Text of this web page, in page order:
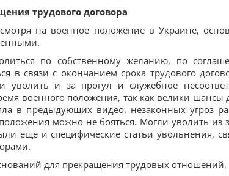
трудового договора
на военное положение в Украине,
по собственному желанию, по
в связи с окончанием срока трудового
уволить и за прогул и служебное
военного положения, так как велики шансы
в предыдующих видео, незаконных угроз
можно не бояться. Могли уволить
еще и специфические статьи увольнения,
для прекращения трудовых